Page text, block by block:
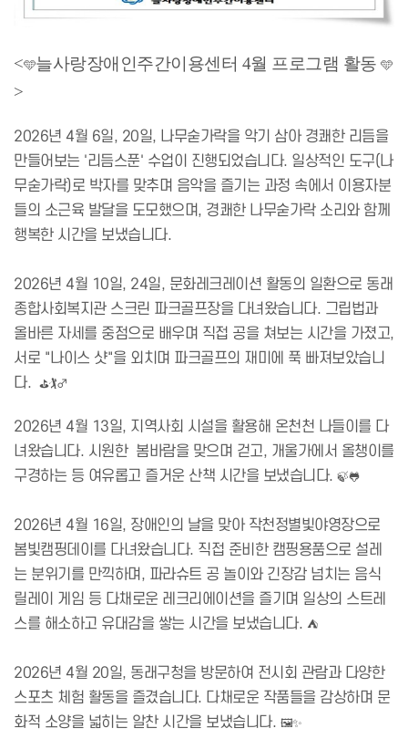
<🩵늘사랑장애인주간이용센터 4월 프로그램 활동 🩵
>
2026년 4월 6일, 20일, 나무숟가락을 악기 삼아 경쾌한 리듬을
만들어보는 '리듬스푼' 수업이 진행되었습니다. 일상적인 도구(나
무숟가락)로 박자를 맞추며 음악을 즐기는 과정 속에서 이용자분
들의 소근육 발달을 도모했으며, 경쾌한 나무숟가락 소리와 함께
행복한 시간을 보냈습니다.
2026년 4월 10일, 24일, 문화레크레이션 활동의 일환으로 동래
종합사회복지관 스크린 파크골프장을 다녀왔습니다. 그립법과
올바른 자세를 중점으로 배우며 직접 공을 쳐보는 시간을 가졌고,
서로 "나이스 샷"을 외치며 파크골프의 재미에 푹 빠져보았습니
다. ⛳🏌️♂️
2026년 4월 13일, 지역사회 시설을 활용해 온천천 나들이를 다
녀왔습니다. 시원한 봄바람을 맞으며 걷고, 개울가에서 올챙이를
구경하는 등 여유롭고 즐거운 산책 시간을 보냈습니다. 🍃🐸
2026년 4월 16일, 장애인의 날을 맞아 작천정별빛야영장으로
봄빛캠핑데이를 다녀왔습니다. 직접 준비한 캠핑용품으로 설레
는 분위기를 만끽하며, 파라슈트 공 놀이와 긴장감 넘치는 음식
릴레이 게임 등 다채로운 레크리에이션을 즐기며 일상의 스트레
스를 해소하고 유대감을 쌓는 시간을 보냈습니다. ⛺
2026년 4월 20일, 동래구청을 방문하여 전시회 관람과 다양한
스포츠 체험 활동을 즐겼습니다. 다채로운 작품들을 감상하며 문
화적 소양을 넓히는 알찬 시간을 보냈습니다. 🖼️✨